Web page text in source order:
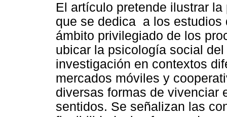
El artículo pretende ilustrar
que se dedica a los
ámbito privilegiado de los
ubicar la psicología social
investigación en contextos
mercados móviles y
diversas formas de vivenciar
sentidos. Se señalizan las